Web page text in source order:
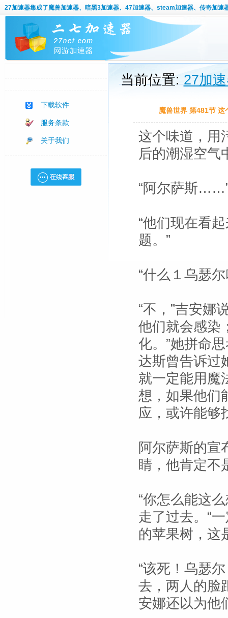
27加速器集成了魔兽加速器、暗黑3加速器、47加速器、steam加速器、传奇加速
下载软件
服务条款
关于我们
当前位置:27加
魔兽世界 第481节 这
这个味道，用
后的潮湿空气
“阿尔萨斯
“他们现在看
题。”
“什么１乌瑟
“不，”吉安娜
他们就会感
化。”她拼命
达斯曾告诉过
就一定能用魔
想，如果他们
应，或许能够
阿尔萨斯的宣
睛，他肯定不
“你怎么能这
走了过去。“
的苹果树，这
“该死！乌瑟
去，两人的脸
安娜还以为他